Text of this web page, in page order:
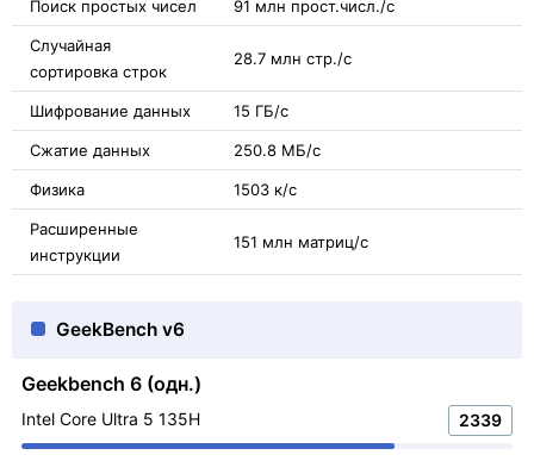
Поиск простых чисел 91 млн прост.числ./с
Случайная
сортировка строк
28.7 млн стр./с
Шифрование данных 15 ГБ/с
Сжатие данных 250.8 МБ/с
Физика 1503 к/с
Расширенные
инструкции
151 млн матриц/с
GeekBench v6
Geekbench 6 (одн.)
Intel Core Ultra 5 135H 2339